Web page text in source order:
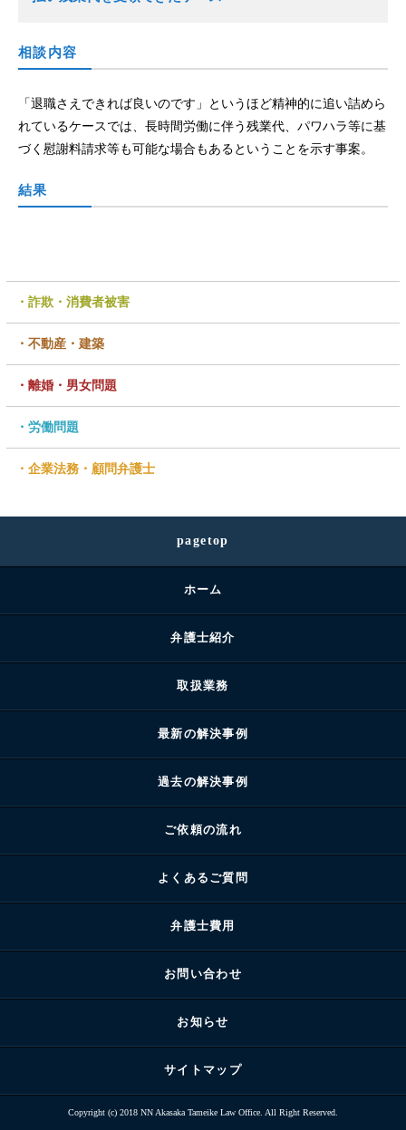
相談内容
「退職さえできれば良いのです」というほど精神的に追い詰めら
れているケースでは、長時間労働に伴う残業代、パワハラ等に基
づく慰謝料請求等も可能な場合もあるということを示す事案。
結果
詐欺・消費者被害
不動産・建築
離婚・男女問題
労働問題
企業法務・顧問弁護士
pagetop
ホーム
弁護士紹介
取扱業務
最新の解決事例
過去の解決事例
ご依頼の流れ
よくあるご質問
弁護士費用
お問い合わせ
お知らせ
サイトマップ
Copyright (c) 2018 NN Akasaka Tameike Law Office. All Right Reserved.